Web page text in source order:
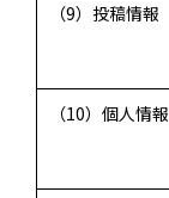
（9）投稿情報
（10）個人情報